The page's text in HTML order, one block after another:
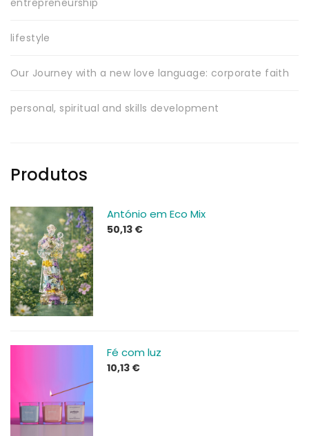
lifestyle
Our Journey with a new love language: corporate faith
personal, spiritual and skills development
Produtos
António em Eco Mix
50,13 €
Fé com luz
10,13 €